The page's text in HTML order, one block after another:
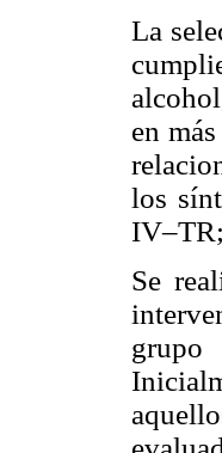
La
en
los
Se
grupo